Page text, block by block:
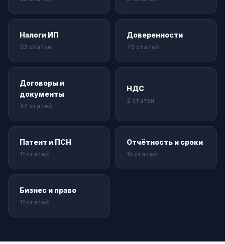
Налоги ИП
33 статьи
Доверенности
79 статей
Договоры и
документы
47 статей
НДС
2 статьи
Патент и ПСН
11 статей
Отчётность и сроки
15 статей
Бизнес и право
11 статей